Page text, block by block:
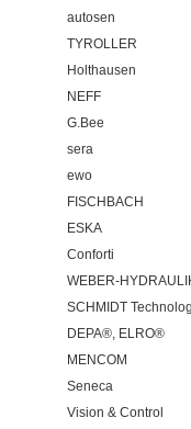
autosen
TYROLLER
Holthausen
NEFF
G.Bee
sera
ewo
FISCHBACH
ESKA
Conforti
WEBER-
SCHMIDT
DEPA®, ELRO®
MENCOM
Seneca
Vision & Control